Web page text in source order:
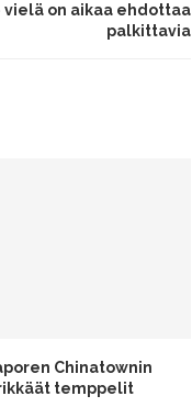
vielä on aikaa ehdottaa
palkittavia
Chinatownin
temppelit